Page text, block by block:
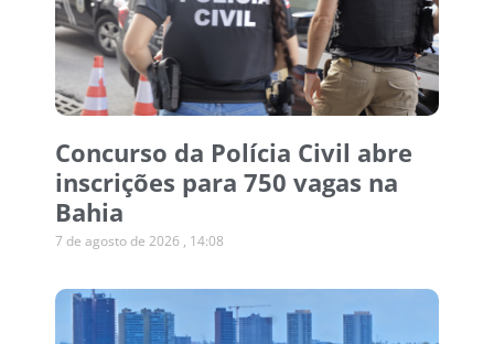
Concurso da Polícia Civil abre
inscrições para 750 vagas na
Bahia
7 de agosto de 2026 14:08